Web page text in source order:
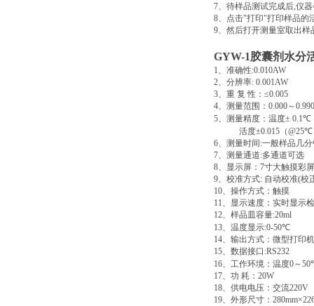
7、待样品测试完成后,仪
8、点击"打印"打印样品的
9、然后打开测量室取出
GYW-1胶囊剂水分
1、准确性:0.010AW
2、分辨率: 0.001AW
3、重 复 性： ≤0.005
4、测量范围： 0.000～
5、测量精度：温度± 0.1℃
活度±0.015 （@25℃
6、测量时间 :一般样品几
7、测量通道:多通道可选
8、显示屏： 7寸大触摸彩屏
9、校准方式: 自动校准(校
10、操作方式：触摸
11、显示速度：实时显示
12、样品皿容量:20ml
13、温度显示:0-50℃
14、输出方式：微型打印机
15、数据接口 :RS232
16、工作环境：温度0～50
17、功 耗： 20W
18、供电电压：交流220V
19、外形尺寸：